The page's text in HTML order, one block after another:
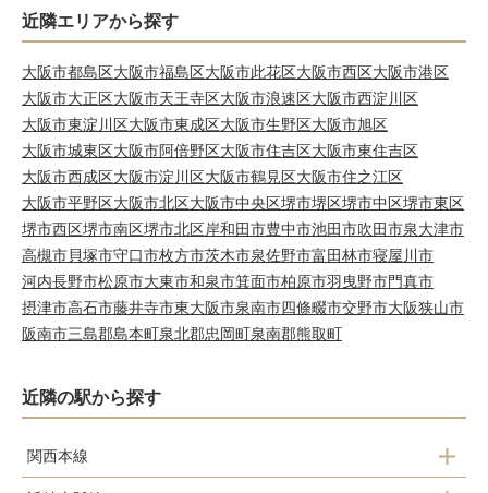
近隣エリアから探す
大阪市都島区大阪市福島区大阪市此花区大阪市西区大阪市港区
大阪市大正区大阪市天王寺区大阪市浪速区大阪市西淀川区
大阪市東淀川区大阪市東成区大阪市生野区大阪市旭区
大阪市城東区大阪市阿倍野区大阪市住吉区大阪市東住吉区
大阪市西成区大阪市淀川区大阪市鶴見区大阪市住之江区
大阪市平野区大阪市北区大阪市中央区堺市堺区堺市中区堺市東区
堺市西区堺市南区堺市北区岸和田市豊中市池田市吹田市泉大津市
高槻市貝塚市守口市枚方市茨木市泉佐野市富田林市寝屋川市
河内長野市松原市大東市和泉市箕面市柏原市羽曳野市門真市
摂津市高石市藤井寺市東大阪市泉南市四條畷市交野市大阪狭山市
阪南市三島郡島本町泉北郡忠岡町泉南郡熊取町
近隣の駅から探す
関西本線